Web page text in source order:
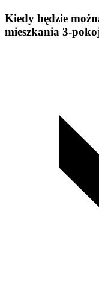
Kiedy będzie
mieszkania 3-